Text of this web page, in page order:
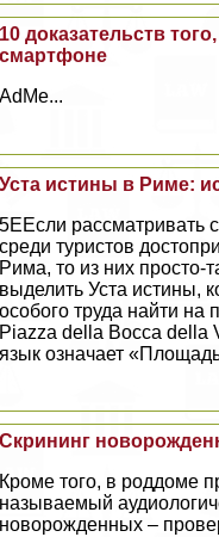
10 доказательств
смартфоне
AdMe...
Уста истины в Риме:
5EЕсли рассматривать
среди туристов
Рима, то из них просто-
выделить Уста истины,
особого труда найти
Piazza della Bocca della
язык означает
Скрининг
Кроме того, в роддоме
называемый
новорожденных –